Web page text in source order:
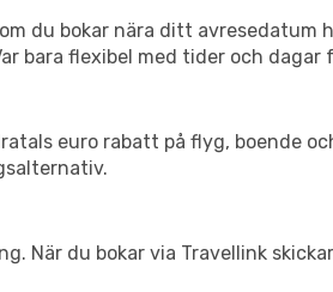
du bokar nära ditt
bara flexibel med tider och
euro rabatt på flyg, boende
När du bokar via Travellink